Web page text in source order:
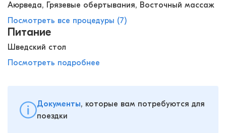
Аюрведа, Грязевые обертывания, Восточный массаж
Посмотреть все процедуры (7)
Питание
Шведский стол
Посмотреть подробнее
Документы, которые вам потребуются для
поездки